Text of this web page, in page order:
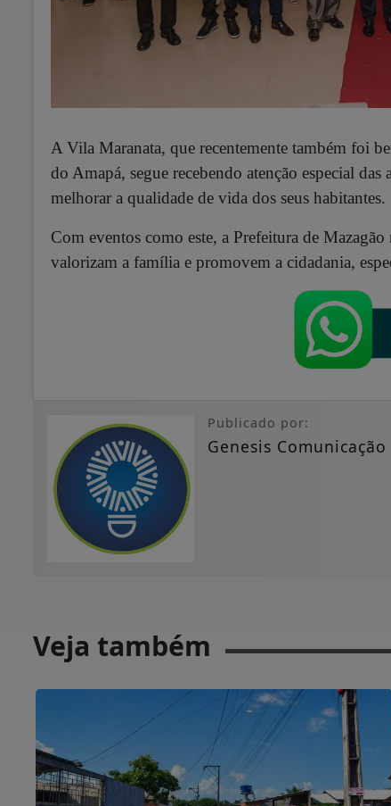
A Vila Maranata, que recentemente também foi
do Amapá, segue recebendo atenção especial
melhorar a qualidade de vida dos seus habitantes.
Com eventos como este, a Prefeitura de
valorizam a família e promovem a cidadania,
Publicado por:
Genesis Comunicação
Veja também